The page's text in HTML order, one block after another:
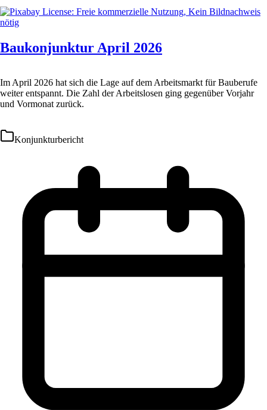
Baukonjunktur April 2026
Im April 2026 hat sich die Lage auf dem Arbeitsmarkt für Bauberufe
weiter entspannt. Die Zahl der Arbeitslosen ging gegenüber Vorjahr
und Vormonat zurück.
Konjunkturbericht